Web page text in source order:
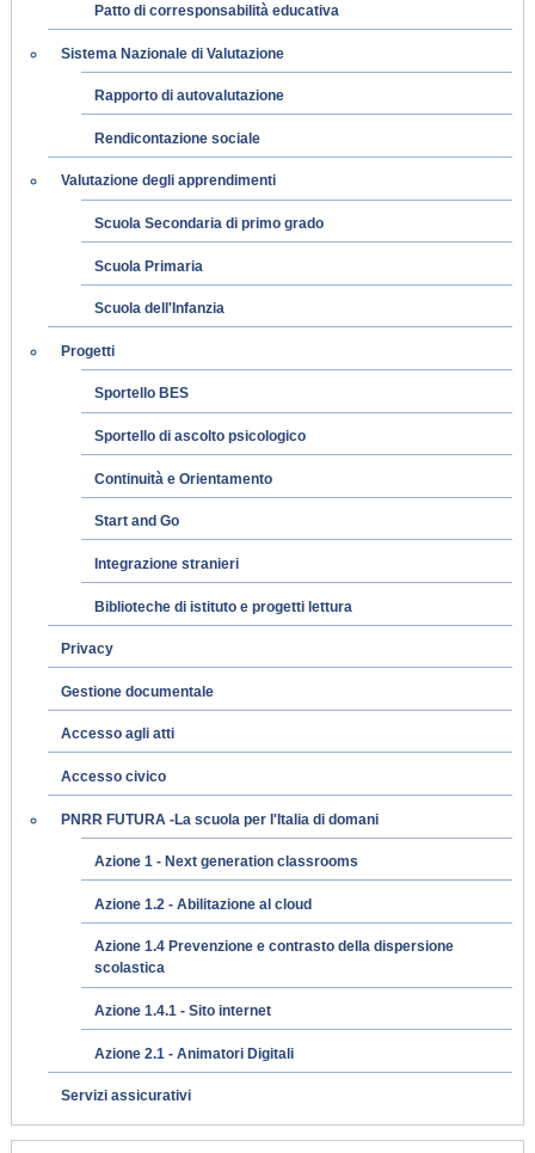
Patto di corresponsabilità educativa
Sistema Nazionale di Valutazione
Rapporto di autovalutazione
Rendicontazione sociale
Valutazione degli apprendimenti
Scuola Secondaria di primo grado
Scuola Primaria
Scuola dell'Infanzia
Progetti
Sportello BES
Sportello di ascolto psicologico
Continuità e Orientamento
Start and Go
Integrazione stranieri
Biblioteche di istituto e progetti lettura
Privacy
Gestione documentale
Accesso agli atti
Accesso civico
PNRR FUTURA -La scuola per l'Italia di domani
Azione 1 - Next generation classrooms
Azione 1.2 - Abilitazione al cloud
Azione 1.4 Prevenzione e contrasto della dispersione
scolastica
Azione 1.4.1 - Sito internet
Azione 2.1 - Animatori Digitali
Servizi assicurativi